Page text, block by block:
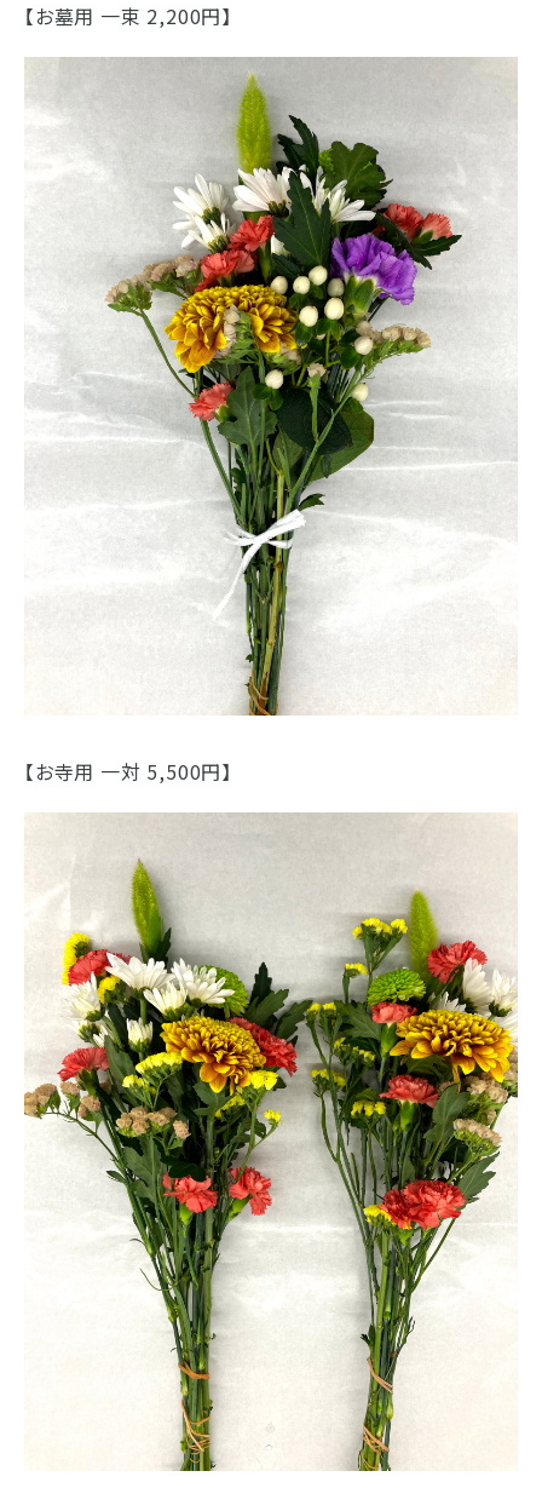
藤枝店
静岡本通店 静岡石田街道店 清水店
裾野店
お店一覧を見る
- セール情報
- 新着情報
- スタッフブログ
- 採用情報
- やまき寺子屋教室
- なつかしのCM
- プライバシーポリシー
【お墓用 一束 2,200円】
【お寺用 一対 5,500円】